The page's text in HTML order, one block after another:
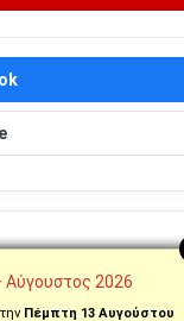
αγορές,
Αύγουστος 2026
Πέμπτη 13 Αυγούστου